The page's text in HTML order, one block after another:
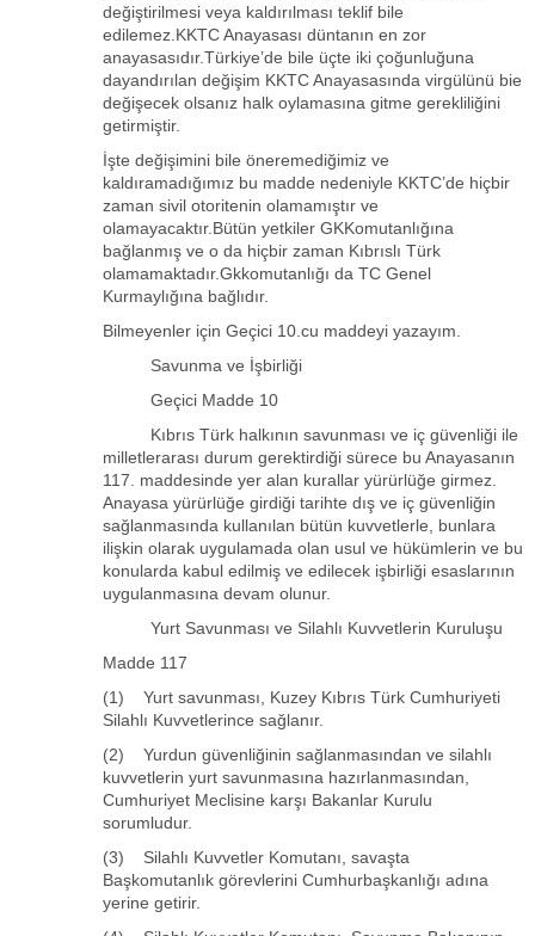
değiştirilmesi veya kaldırılması teklif bile
edilemez.KKTC Anayasası düntanın en zor
anayasasıdır.Türkiye’de bile üçte iki çoğunluğuna
dayandırılan değişim KKTC Anayasasında virgülünü bie
değişecek olsanız halk oylamasına gitme gerekliliğini
getirmiştir.
İşte değişimini bile öneremediğimiz ve
kaldıramadığımız bu madde nedeniyle KKTC’de hiçbir
zaman sivil otoritenin olamamıştır ve
olamayacaktır.Bütün yetkiler GKKomutanlığına
bağlanmış ve o da hiçbir zaman Kıbrıslı Türk
olamamaktadır.Gkkomutanlığı da TC Genel
Kurmaylığına bağlıdır.
Bilmeyenler için Geçici 10.cu maddeyi yazayım.
Savunma ve İşbirliği
Geçici Madde 10
Kıbrıs Türk halkının savunması ve iç güvenliği ile
milletlerarası durum gerektirdiği sürece bu Anayasanın
117. maddesinde yer alan kurallar yürürlüğe girmez.
Anayasa yürürlüğe girdiği tarihte dış ve iç güvenliğin
sağlanmasında kullanılan bütün kuvvetlerle, bunlara
ilişkin olarak uygulamada olan usul ve hükümlerin ve bu
konularda kabul edilmiş ve edilecek işbirliği esaslarının
uygulanmasına devam olunur.
Yurt Savunması ve Silahlı Kuvvetlerin Kuruluşu
Madde 117
(1) Yurt savunması, Kuzey Kıbrıs Türk Cumhuriyeti
Silahlı Kuvvetlerince sağlanır.
(2) Yurdun güvenliğinin sağlanmasından ve silahlı
kuvvetlerin yurt savunmasına hazırlanmasından,
Cumhuriyet Meclisine karşı Bakanlar Kurulu
sorumludur.
(3) Silahlı Kuvvetler Komutanı, savaşta
Başkomutanlık görevlerini Cumhurbaşkanlığı adına
yerine getirir.